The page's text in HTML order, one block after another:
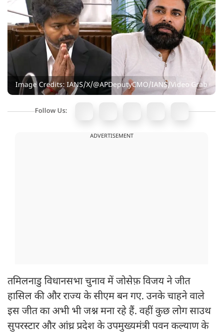
Image Credits: IANS/X/@APDeputyCMO/IANS/Video Grab
Follow Us:
ADVERTISEMENT
तमिलनाडु विधानसभा चुनाव में जोसेफ़ विजय ने जीत
हासिल की और राज्य के सीएम बन गए. उनके चाहने वाले
इस जीत का अभी भी जश्न मना रहे हैं. वहीं कुछ लोग साउथ
सुपरस्टार और आंध्र प्रदेश के उपमुख्यमंत्री पवन कल्याण के